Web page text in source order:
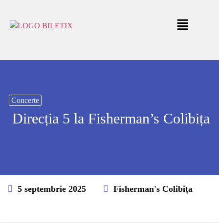
Concerte
Direcția 5 la Fisherman’s Colibița
5 septembrie 2025 Fisherman's Colibița